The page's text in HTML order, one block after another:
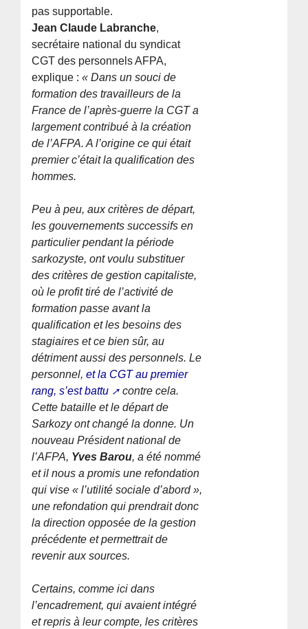
pas supportable.
Jean Claude Labranche,
secrétaire national du syndicat
CGT des personnels AFPA,
explique :« Dans un souci de
formation des travailleurs de la
France de l’après-guerre la CGT a
largement contribué à la création
de l’AFPA. A l’origine ce qui était
premier c’était la qualification des
hommes.
Peu à peu, aux critères de départ,
les gouvernements successifs en
particulier pendant la période
sarkozyste, ont voulu substituer
des critères de gestion capitaliste,
où le profit tiré de l’activité de
formation passe avant la
qualification et les besoins des
stagiaires et ce bien sûr, au
détriment aussi des personnels. Le
personnel,et la CGT au premier
rang, s’est battu
contre cela.
Cette bataille et le départ de
Sarkozy ont changé la donne. Un
nouveau Président national de
l’AFPA, Yves Barou, a été nommé
et il nous a promis une refondation
qui vise « l’utilité sociale d’abord »,
une refondation qui prendrait donc
la direction opposée de la gestion
précédente et permettrait de
revenir aux sources.
Certains, comme ici dans
l’encadrement, qui avaient intégré
et repris à leur compte, les critères